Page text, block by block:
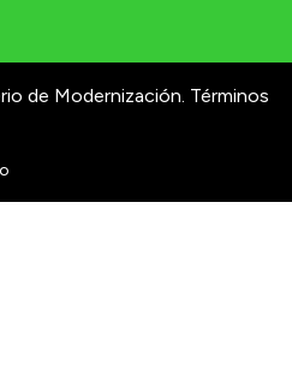
de Modernización. Términos